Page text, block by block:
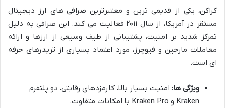
کراکن، یکی از قدیمی ترین و معتبرترین صرافی های ارز دیجیتال
مستقر در آمریکا، از سال ۲۰۱۱ فعالیت می کند. این صرافی به دلیل
تمرکز شدید بر امنیت، پشتیبانی از طیف وسیعی از ارزها و ارائه
معاملات مارجین و فیوچرز، مورد اعتماد بسیاری از تریدرهای حرفه
ای است.
ویژگی ها: امنیت بسیار بالا، کارمزدهای رقابتی، دو پلتفرم
Kraken و Kraken Pro با امکانات متفاوت.